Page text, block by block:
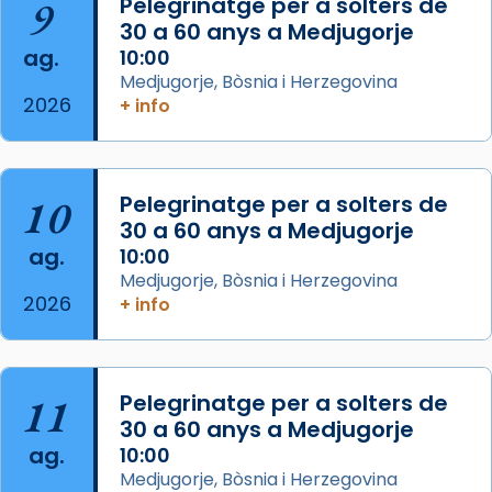
Photo
View on Facebook ·
de Barcelona.
Aquest dilluns, 27 de juliol, ha tingut lloc la
missa d’acció de gràcies en agraïment al
comitè organitzador de la visita apostòlica
del Sant Pare Lleó XIV a Barcelona, i als
col·laboradors, a la Catedral de Barcelona.
L’arquebisbe de Barcelona, el cardenal Joan
Josep Omella, ha presidit la missa i l’ha
concelebrat el bisbe auxiliar de Barcelona,
Mons. David Abadías.
📸 Dr. G. Simón
9
ag.
2026
30 a 60 anys a Medjugorje
10:00
Medjugorje, Bòsnia i Herzegovina
+ info
10
ag.
2026
Pelegrinatge per a solters de
30 a 60 anys a Medjugorje
10:00
Medjugorje, Bòsnia i Herzegovina
+ info
11
ag.
Pelegrinatge per a solters de
30 a 60 anys a Medjugorje
10:00
Medjugorje, Bòsnia i Herzegovina